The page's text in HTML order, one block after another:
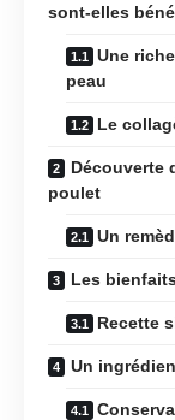
sont-elles
Une
peau
Le
Découverte
poulet
Un
Les
Recette
Un